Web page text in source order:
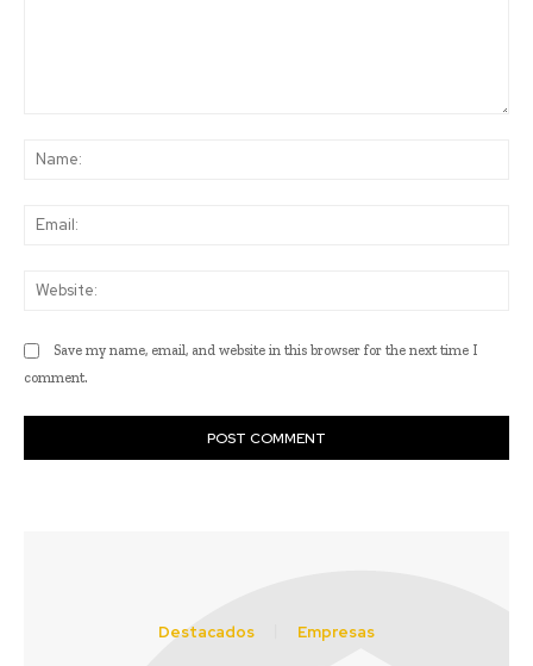
Save my name, email, and website in this browser for the next time I
comment.